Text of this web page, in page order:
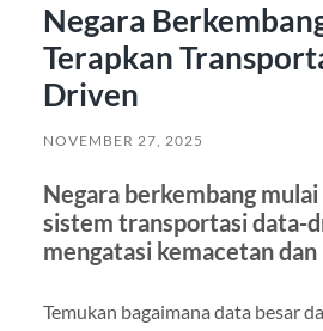
Negara
Terapkan
Driven
NOVEMBER 27, 2025
Negara berkembang
sistem transportasi data-
mengatasi kemacetan dan
Temukan bagaimana data besar